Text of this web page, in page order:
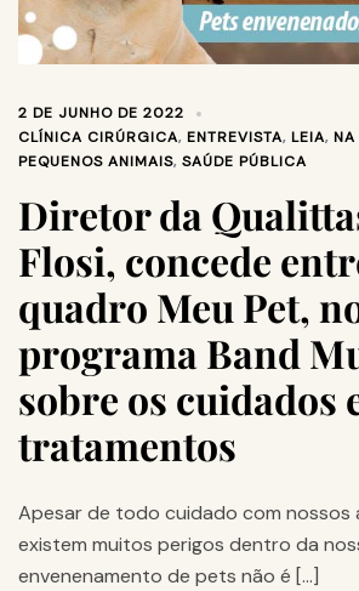
2 DE JUNHO DE 2022
CLÍNICA CIRÚRGICA, ENTREVISTA, LEIA, NA
PEQUENOS ANIMAIS, SAÚDE PÚBLICA
Diretor da
Flosi, concede
quadro Meu Pet,
programa Band
sobre os cuidados
tratamentos
Apesar de todo cuidado com nossos
existem muitos perigos dentro da
envenenamento de pets não é […]